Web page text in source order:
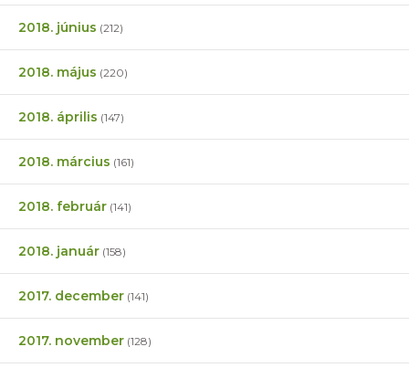
2018. június (212)
2018. május (220)
2018. április (147)
2018. március (161)
2018. február (141)
2018. január (158)
2017. december (141)
2017. november (128)